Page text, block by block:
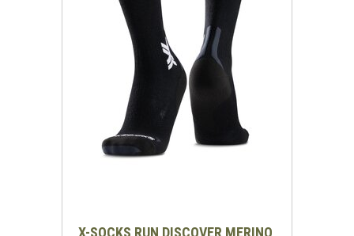
X-SOCKS RUN DISCOVER MERINO